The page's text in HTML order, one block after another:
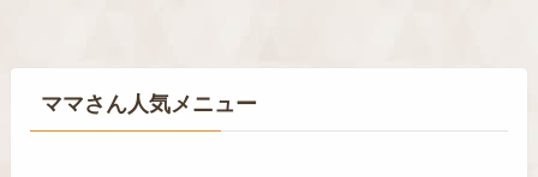
ママさん人気メニュー